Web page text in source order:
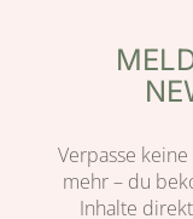
Verpasse
mehr – du
Inhalte